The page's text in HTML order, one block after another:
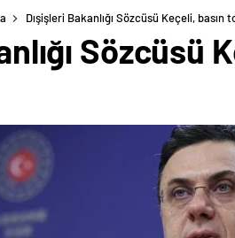
Dışişleri Bakanlığı Sözcüsü Keçeli, basın
Sözcüsü